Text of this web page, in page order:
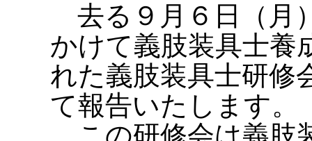
去る９月６日（月
かけて義肢装具士養
れた義肢装具士研修
て報告いたします。